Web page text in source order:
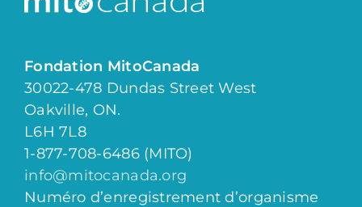
Fondation MitoCanada
30022-478 Dundas Street West
Oakville, ON.
L6H 7L8
1-877-708-6486 (MITO)
info@mitocanada.org
Numéro d’enregistrement d’organisme